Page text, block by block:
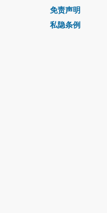
免责声明
私隐条例